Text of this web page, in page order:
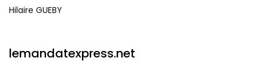
Hilaire GUEBY
lemandatexpress.net